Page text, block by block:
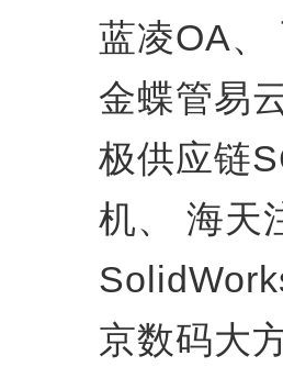
蓝凌OA、
金蝶管易
极供应链
机、
海天
京数码大